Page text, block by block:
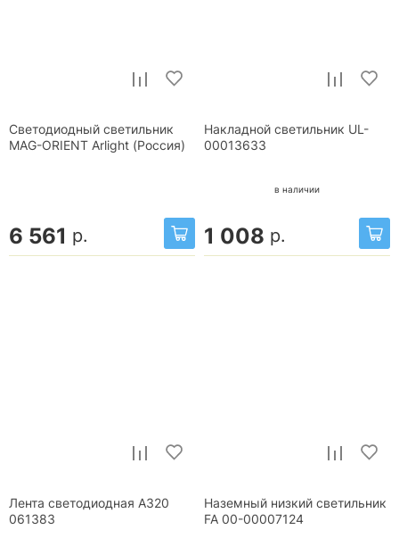
Светодиодный светильник
MAG-ORIENT Arlight (Россия)
6 561 р.
Накладной светильник UL-
00013633
в наличии
1 008 р.
Лента светодиодная A320
061383
Наземный низкий светильник
FA 00-00007124